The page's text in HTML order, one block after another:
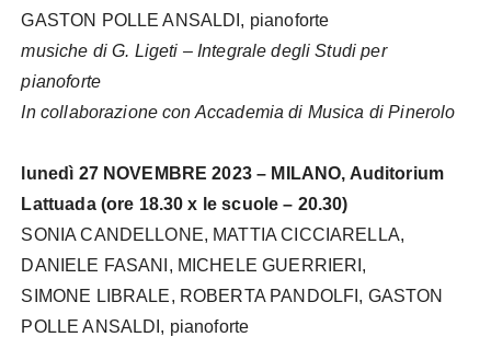
GASTON POLLE ANSALDI, pianoforte
musiche di G. Ligeti – Integrale degli Studi per
pianoforte
In collaborazione con Accademia di Musica di Pinerolo
lunedì 27 NOVEMBRE 2023 – MILANO, Auditorium
Lattuada (ore 18.30 x le scuole – 20.30)
SONIA CANDELLONE, MATTIA CICCIARELLA,
DANIELE FASANI, MICHELE GUERRIERI,
SIMONE LIBRALE, ROBERTA PANDOLFI, GASTON
POLLE ANSALDI, pianoforte